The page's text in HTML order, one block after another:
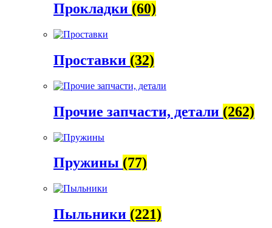
Прокладки (60)
Проставки (32)
Прочие запчасти, детали (262)
Пружины (77)
Пыльники (221)